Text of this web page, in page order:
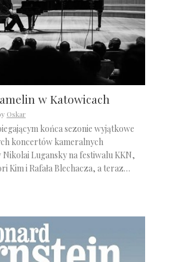
w Katowicach
Oskar
końca sezonie wyjątkowe
koncertów kameralnych
Lugansky na festiwalu KKN,
Kim i Rafała Blechacza, a teraz…